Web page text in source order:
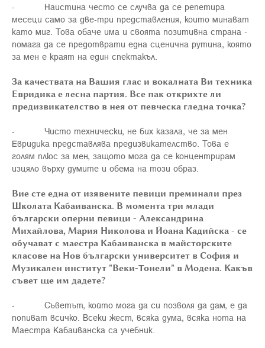
- Наистина често се случва да се репетира
месеци само за две-три представления, които минават
като миг. Това обаче има и своята позитивна страна -
помага да се предотврати една сценична рутина, която
за мен е краят на един спектакъл.
За качествата на Вашия глас и вокалната Ви техника
Евридика е лесна партия. Все пак открихте ли
предизвикателство в нея от певческа гледна точка?
- Чисто технически, не бих казала, че за мен
Евридика представлява предизвикателство. Това е
голям плюс за мен, защото мога да се концентрирам
изцяло върху думите и обема на този образ.
Вие сте една от изявените певици преминали през
Школата Кабаиванска. В момента три млади
български оперни певици - Александрина
Михайлова, Мария Николова и Йоана Кадийска - се
обучават с маестра Кабаиванска в майсторските
класове на Нов български университет в София и
Музикален институт "Веки-Тонели" в Модена. Какъв
съвет ще им дадете?
- Съветът, който мога да си позволя да дам, е да
попиват всичко. Всеки жест, всяка дума, всяка нота на
Маестра Кабаиванска са учебник.